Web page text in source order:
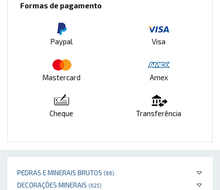
PEDRAS E MINERAIS BRUTOS (86)
DECORAÇÕES MINERAIS (625)
Formas de pagamento
Paypal Visa
Mastercard Amex
Cheque Transferência